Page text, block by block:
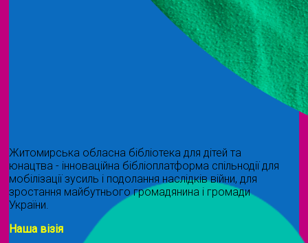
Житомирська обласна бібліотека для дітей та
юнацтва - інноваційна бібліоплатформа спільнодії для
мобілізації зусиль і подолання наслідків війни, для
зростання майбутнього громадянина і громади
України.
Наша візія